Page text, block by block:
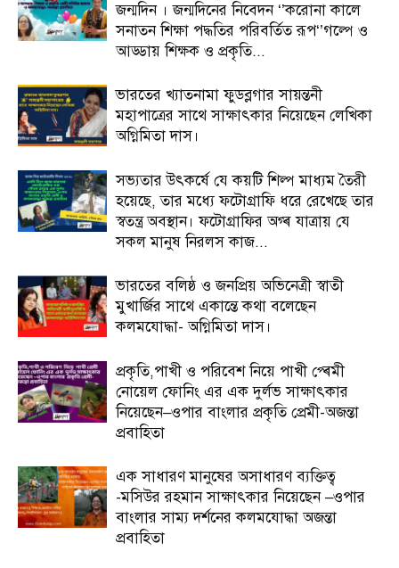
জন্মদিন । জন্মদিনের নিবেদন ‘’করোনা কালে
সনাতন শিক্ষা পদ্ধতির পরিবর্তিত রূপ‘’গল্পে ও
আড্ডায় শিক্ষক ও প্রকৃতি...
ভারতের খ্যাতনামা ফুডব্লগার সায়ন্তনী
মহাপাত্রের সাথে সাক্ষাৎকার নিয়েছেন লেখিকা
অগ্নিমিতা দাস।
সভ্যতার উৎকর্ষে যে কয়টি শিল্প মাধ্যম তৈরী
হয়েছে, তার মধ্যে ফটোগ্রাফি ধরে রেখেছে তার
স্বতন্ত্র অবস্থান। ফটোগ্রাফির অগ্ৰ যাত্রায় যে
সকল মানুষ নিরলস কাজ...
ভারতের বলিষ্ঠ ও জনপ্রিয় অভিনেত্রী স্বাতী
মুখার্জির সাথে একান্তে কথা বলেছেন
কলমযোদ্ধা- অগ্নিমিতা দাস।
প্রকৃতি,পাখী ও পরিবেশ নিয়ে পাখী প্ৰেমী
নোয়েল ফোনিং এর এক দুর্লভ সাক্ষাৎকার
নিয়েছেন–ওপার বাংলার প্রকৃতি প্রেমী-অজন্তা
প্রবাহিতা
এক সাধারণ মানুষের অসাধারণ ব্যক্তিত্ব
-মসিউর রহমান সাক্ষাৎকার নিয়েছেন –ওপার
বাংলার সাম্য দর্শনের কলমযোদ্ধা অজন্তা
প্রবাহিতা